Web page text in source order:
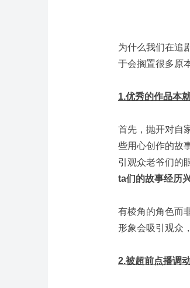
为什么我们在追
于会搁置很多原
1.优秀的作品本
首先，抛开对自
些用心创作的故
引观众老爷们的
ta们的故事经历
有棱角的角色而
形象会吸引观众
2.被超前点播调